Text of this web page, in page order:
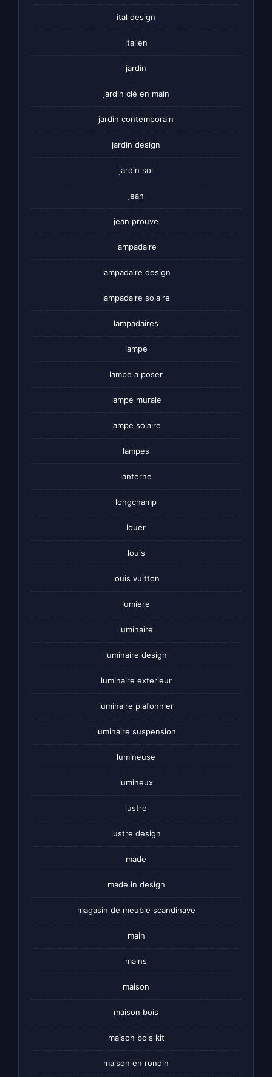
ital design
italien
jardin
jardin clé en main
jardin contemporain
jardin design
jardin sol
jean
jean prouve
lampadaire
lampadaire design
lampadaire solaire
lampadaires
lampe
lampe a poser
lampe murale
lampe solaire
lampes
lanterne
longchamp
louer
louis
louis vuitton
lumiere
luminaire
luminaire design
luminaire exterieur
luminaire plafonnier
luminaire suspension
lumineuse
lumineux
lustre
lustre design
made
made in design
magasin de meuble scandinave
main
mains
maison
maison bois
maison bois kit
maison en rondin